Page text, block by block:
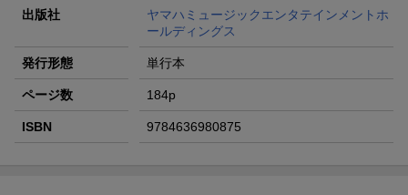
ラン）が当たる！
楽天モバイル紹介キャンペーンの拡散で300円OFFクーポン
進呈
出版社
ヤマハミュージックエンタテインメントホ
ールディングス
発行形態 単行本
ページ数 184p
ISBN 9784636980875